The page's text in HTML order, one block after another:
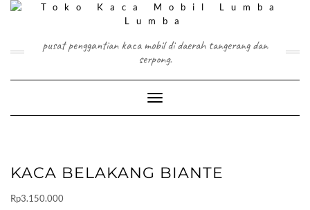
Skip
pusat penggantian kaca mobil di daerah tangerang dan
serpong.
Toggle Navigation
KACA BELAKANG BIANTE
Rp3.150.000